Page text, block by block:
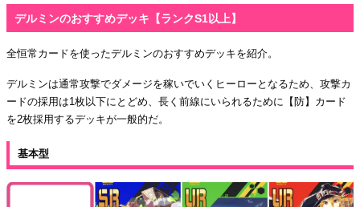
デルミンのおすすめデッキ【ランクS1以上】
全恒常カードを使ったデルミンのおすすめデッキを紹介。
デルミンは通常攻撃でダメージを稼いでいくヒーローとなるため、攻撃カ
ードの採用は1枚以下にとどめ、長く前線にいられるために【防】カード
を2枚採用するデッキが一般的だ。
基本型